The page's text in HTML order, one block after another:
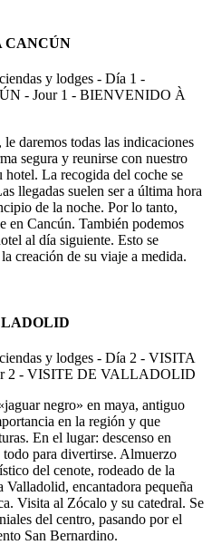
CANCÚN
daremos todas las indicaciones
segura y reunirse con nuestro
hotel. La recogida del coche se
llegadas suelen ser a última hora
de la noche. Por lo tanto,
en Cancún. También podemos
al día siguiente. Esto se
creación de su viaje a medida.
negro» en maya, antiguo
en la región y que
En el lugar: descenso en
para divertirse. Almuerzo
del cenote, rodeado de la
encantadora pequeña
Visita al Zócalo y su catedral. Se
del centro, pasando por el
San Bernardino.